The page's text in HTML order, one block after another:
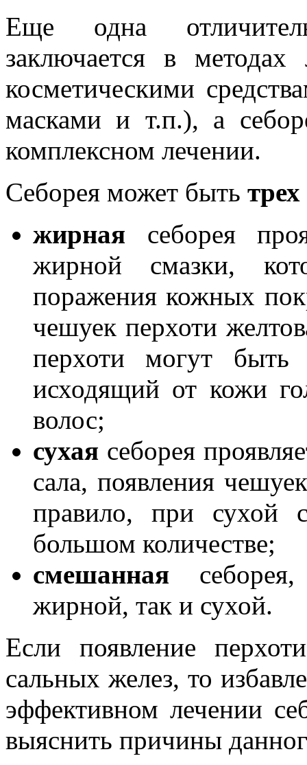
Еще одна
заключается в методах
косметическими
масками и т.п.), а
комплексном лечении.
Себорея может быть
жирная себорея
жирной смазки,
поражения кожных
чешуек перхоти
перхоти могут быть
исходящий от кожи
волос;
сухая себорея
сала, появления
правило, при сухой
большом количестве;
смешанная
жирной, так и сухой.
Если появление
сальных желез, то
эффективном лечении
выяснить причины